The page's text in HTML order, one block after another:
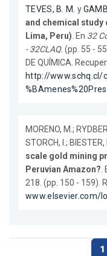
TEVES, B. M. y
and chemical study
Lima, Peru). En 32
- 32CLAQ. (pp. 55 -
DE QUÍMICA.
http://www.schq.cl/
MORENO, M.;
STORCH, I.;
scale gold mining
Peruvian Amazon?.
218. (pp. 150 - 159).
www.elsevier.com/
1